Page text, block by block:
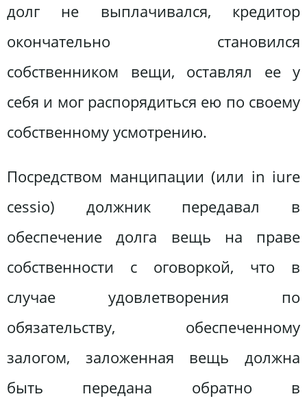
долг не выплачивался, кредитор
окончательно становился
собственником вещи, оставлял ее у
себя и мог распорядиться ею по своему
собственному усмотрению.
Посредством манципации (или in iure
cessio) должник передавал в
обеспечение долга вещь на праве
собственности с оговоркой, что в
случае удовлетворения по
обязательству, обеспеченному
залогом, заложенная вещь должна
быть передана обратно в